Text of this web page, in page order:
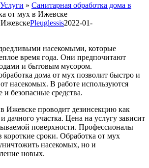
Услуги » Санитарная обработка дома в
от мух в Ижевске
Pleuglessis2022-01-
насекомыми, которые
время года. Они предпочитают
и бытовым мусором.
дома от мух позволит быстро и
насекомых. В работе используются
безопасные средства.
Ижевске проводит дезинсекцию как
дачного участка. Цена на услугу зависит
поверхности. Профессионалы
сроки. Обработка от мух
насекомых, но и
новых.